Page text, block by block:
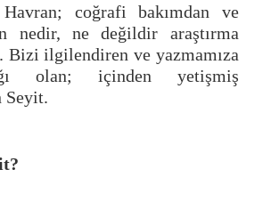
Havran; coğrafi bakımdan ve
nedir, ne değildir araştırma
Bizi ilgilendiren ve yazmamıza
olan; içinden yetişmiş
Seyit.